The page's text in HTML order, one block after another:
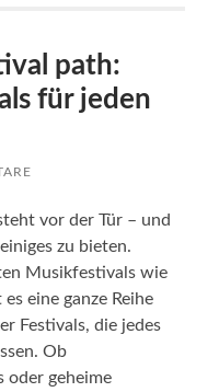
path:
für jeden
vor der Tür – und
zu bieten.
Musikfestivals wie
eine ganze Reihe
Festivals, die jedes
Ob
oder geheime